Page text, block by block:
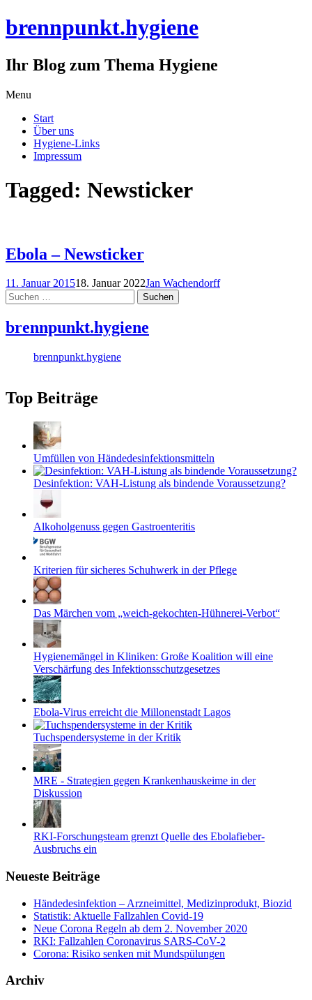
brennpunkt.hygiene
Ihr Blog zum Thema Hygiene
Menu
content
Start
Über uns
Hygiene-Links
Impressum
Tagged: Newsticker
Ebola – Newsticker
11. Januar 201518. Januar 2022Jan Wachendorff
Suchen
nach:
brennpunkt.hygiene
brennpunkt.hygiene
Top Beiträge
Umfüllen von Händedesinfektionsmitteln
Desinfektion: VAH-Listung als bindende Voraussetzung?
Alkoholgenuss gegen Gastroenteritis
Kriterien für sicheres Schuhwerk in der Pflege
Das Märchen vom „weich-gekochten-Hühnerei-Verbot“
Hygienemängel in Kliniken: Große Koalition will eine
Verschärfung des Infektionsschutzgesetzes
Ebola-Virus erreicht die Millonenstadt Lagos
Tuchspendersysteme in der Kritik
MRE - Strategien gegen Krankenhauskeime in der
Diskussion
RKI-Forschungsteam grenzt Quelle des Ebolafieber-
Ausbruchs ein
Neueste Beiträge
Händedesinfektion – Arzneimittel, Medizinprodukt, Biozid
Statistik: Aktuelle Fallzahlen Covid-19
Neue Corona Regeln ab dem 2. November 2020
RKI: Fallzahlen Coronavirus SARS-CoV-2
Corona: Risiko senken mit Mundspülungen
Archiv